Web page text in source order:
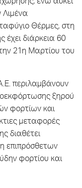
ενώ ασκεί
Λιμένα
Θέρμες, στη
διάρκεια 60
21η Μαρτίου του
περιλαμβάνουν
ξηρού
φορτίων και
μεταφορές
διαθέτει
επιπρόσθετων
φορτίου και